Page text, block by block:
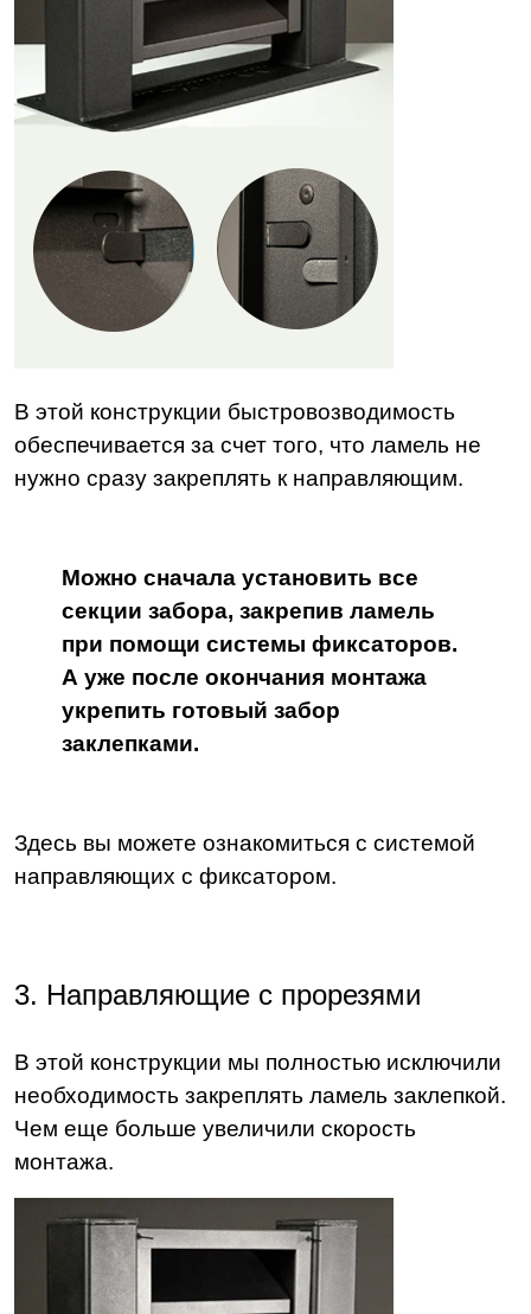
В этой конструкции быстровозводимость
обеспечивается за счет того, что ламель не
нужно сразу закреплять к направляющим.
Можно сначала установить все
секции забора, закрепив ламель
при помощи системы фиксаторов.
А уже после окончания монтажа
укрепить готовый забор
заклепками.
Здесь вы можете ознакомиться с системой
направляющих с фиксатором.
3. Направляющие с прорезями
В этой конструкции мы полностью исключили
необходимость закреплять ламель заклепкой.
Чем еще больше увеличили скорость
монтажа.